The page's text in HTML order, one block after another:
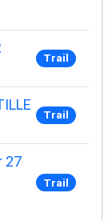
Trail
Trail
27
Trail